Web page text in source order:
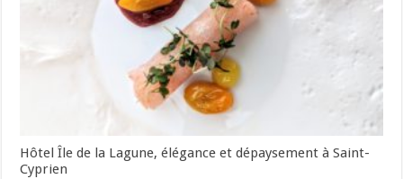
Hôtel Île de la Lagune, élégance et dépaysement à Saint-
Cyprien